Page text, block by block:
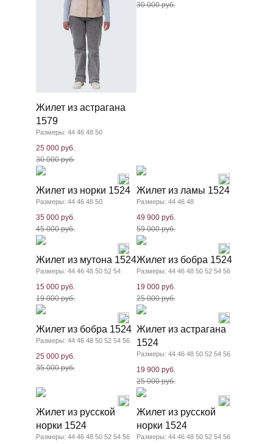
Жилет из астрагана
1579
Размеры: 44 46 48 50
25 000 руб.
30 000 руб.
30 000 руб.
Жилет из норки 1524
Размеры: 44 46 48 50
35 000 руб.
45 000 руб.
Жилет из ламы 1524
Размеры: 44 46 48
49 900 руб.
59 000 руб.
Жилет из мутона 1524
Размеры: 44 46 48 50 52 54
15 000 руб.
19 000 руб.
Жилет из бобра 1524
Размеры: 44 46 48 50 52 54 56
19 000 руб.
25 000 руб.
Жилет из бобра 1524
Размеры: 44 46 48 50 52 54 56
25 000 руб.
35 000 руб.
Жилет из астрагана
1524
Размеры: 44 46 48 50 52 54 56
19 900 руб.
25 000 руб.
Жилет из русской
норки 1524
Размеры: 44 46 48 50 52 54 56
Жилет из русской
норки 1524
Размеры: 44 46 48 50 52 54 56